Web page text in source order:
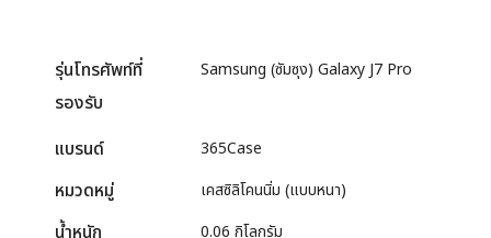
รุ่นโทรศัพท์ที่
รองรับ
Samsung (ซัมซุง) Galaxy J7 Pro
แบรนด์ 365Case
หมวดหมู่ เคสซิลิโคนนิ่ม (แบบหนา)
น้ำหนัก 0.06 กิโลกรัม